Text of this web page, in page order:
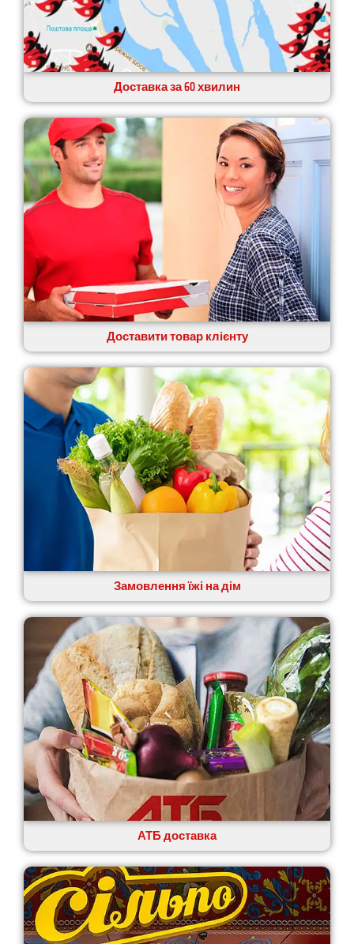
Доставка за 60 хвилин
Доставити товар клієнту
Замовлення їжі на дім
АТБ доставка